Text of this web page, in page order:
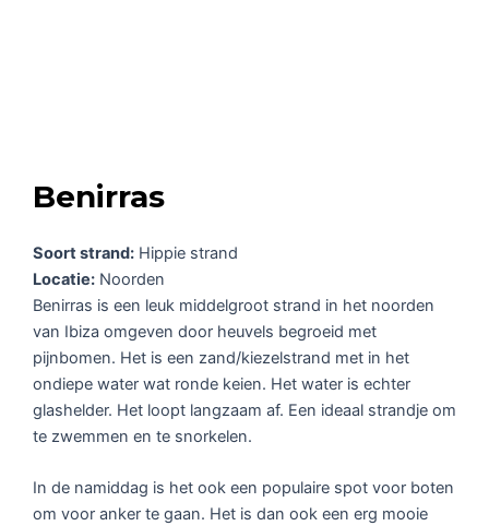
Benirras
Soort strand: Hippie strand
Locatie: Noorden
Benirras is een leuk middelgroot strand in het noorden
van Ibiza omgeven door heuvels begroeid met
pijnbomen. Het is een zand/kiezelstrand met in het
ondiepe water wat ronde keien. Het water is echter
glashelder. Het loopt langzaam af. Een ideaal strandje om
te zwemmen en te snorkelen.
In de namiddag is het ook een populaire spot voor boten
om voor anker te gaan. Het is dan ook een erg mooie